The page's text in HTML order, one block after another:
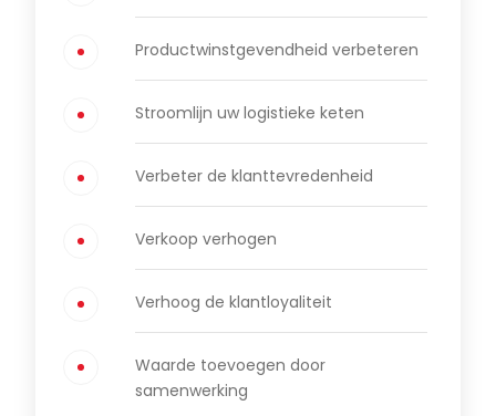
Productwinstgevendheid verbeteren
Stroomlijn uw logistieke keten
Verbeter de klanttevredenheid
Verkoop verhogen
Verhoog de klantloyaliteit
Waarde toevoegen door
samenwerking